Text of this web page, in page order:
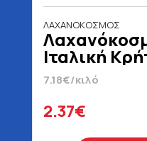
ΛΑΧΑΝΟΚΟΣΜΟΣ
Ιταλική
7.18€/κιλό
2.37€